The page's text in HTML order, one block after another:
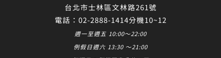
台北市士林區文林路261號
電話：02-2888-1414分機10~12
週一至週五 10:00～22:00
例假日週六 13:30 ～21:00